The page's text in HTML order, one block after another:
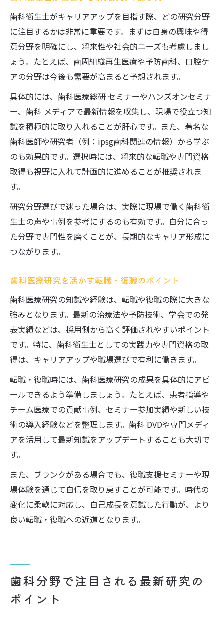
歯科衛生士がキャリアアップを目指す際、どの研究分野
に注目するかは非常に重要です。まずは自身の興味や得
意分野を明確にし、将来性や社会的ニーズも考慮しまし
ょう。たとえば、歯周組織再生医療や予防歯科、口腔ケ
アの分野は今後も需要が高まると予想されます。
具体的には、歯科医療総研 セミナーやハンズオンセミナ
ー、歯科 メディアで最新情報を収集し、現場で役立つ知
識を積極的に取り入れることが肝心です。また、著名な
歯科医師や研究者（例：ipsg歯科関連の情報）から学ぶ
のも効果的です。選択時には、将来的な転職や専門資格
取得も視野に入れて計画的に進めることが推奨されま
す。
研究分野選びで迷った場合は、実際に現場で働く歯科衛
生士の声や事例を参考にするのも有効です。自分に合っ
た分野で専門性を磨くことが、長期的なキャリア形成に
つながります。
歯科医療研究を活かす転職・復職のポイント
歯科医療研究の知識や経験は、転職や復職の際に大きな
強みとなります。最新の治療法や予防技術、学会での発
表実績などは、採用側から高く評価されやすいポイント
です。特に、歯科衛生士としての実践力や専門資格の取
得は、キャリアアップや職場選びで有利に働きます。
転職・復職時には、歯科医療研究の成果を具体的にアピ
ールできるよう準備しましょう。たとえば、患者指導や
チーム医療での貢献事例、セミナー参加実績や新しい技
術の導入経験などを整理します。歯科 DVDや専門メディ
アを活用して最新知識をアップデートすることも大切で
す。
また、ブランクがある場合でも、復職支援セミナーや現
場体験を通じて自信を取り戻すことが可能です。時代の
変化に柔軟に対応し、自己成長を意識した行動が、より
良い転職・復職への近道となります。
歯科分野で注目される最新研究の
ポイント